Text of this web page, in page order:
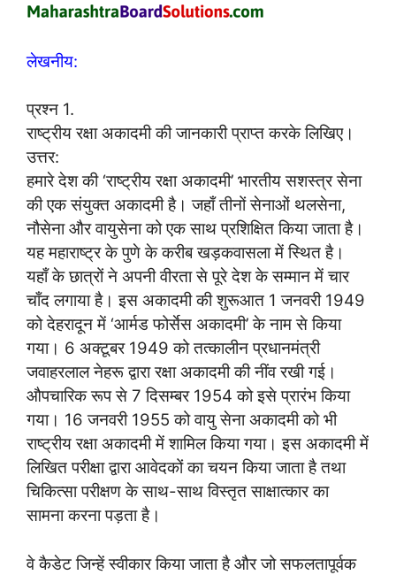
लेखनीय:
प्रश्न 1.
राष्ट्रीय रक्षा अकादमी की जानकारी प्राप्त करके लिखिए।
उत्तर:
हमारे देश की ‘राष्ट्रीय रक्षा अकादमी’ भारतीय सशस्त्र सेना
की एक संयुक्त अकादमी है। जहाँ तीनों सेनाओं थलसेना,
नौसेना और वायुसेना को एक साथ प्रशिक्षित किया जाता है।
यह महाराष्ट्र के पुणे के करीब खड़कवासला में स्थित है।
यहाँ के छात्रों ने अपनी वीरता से पूरे देश के सम्मान में चार
चाँद लगाया है। इस अकादमी की शुरूआत 1 जनवरी 1949
को देहरादून में ‘आर्मड फोर्सेस अकादमी’ के नाम से किया
गया। 6 अक्टूबर 1949 को तत्कालीन प्रधानमंत्री
जवाहरलाल नेहरू द्वारा रक्षा अकादमी की नींव रखी गई।
औपचारिक रूप से 7 दिसम्बर 1954 को इसे प्रारंभ किया
गया। 16 जनवरी 1955 को वायु सेना अकादमी को भी
राष्ट्रीय रक्षा अकादमी में शामिल किया गया। इस अकादमी में
लिखित परीक्षा द्वारा आवेदकों का चयन किया जाता है तथा
चिकित्सा परीक्षण के साथ-साथ विस्तृत साक्षात्कार का
सामना करना पड़ता है।
वे कैडेट जिन्हें स्वीकार किया जाता है और जो सफलतापूर्वक